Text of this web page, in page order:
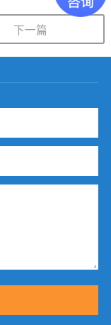
下一篇